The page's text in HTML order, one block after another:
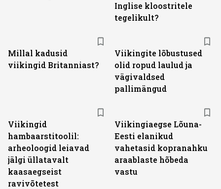
Inglise kloostritele
tegelikult?
Millal kadusid
viikingid Britanniast?
Viikingite lõbustused
olid ropud laulud ja
vägivaldsed
pallimängud
Viikingid
hambaarstitoolil:
arheoloogid leiavad
jälgi üllatavalt
kaasaegseist
ravivõtetest
Viikingiaegse Lõuna-
Eesti elanikud
vahetasid kopranahku
araablaste hõbeda
vastu